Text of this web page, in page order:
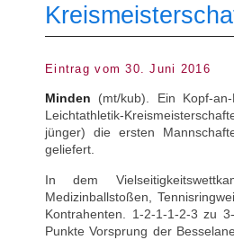
Eintrag vom 30. Juni 2016
Minden (mt/kub). Ein Kopf-
Leichtathletik-
jünger) die ersten
geliefert.
In dem
Medizinballstoßen,
Kontrahenten. 1-2-1-1-2-3 zu
Punkte Vorsprung der